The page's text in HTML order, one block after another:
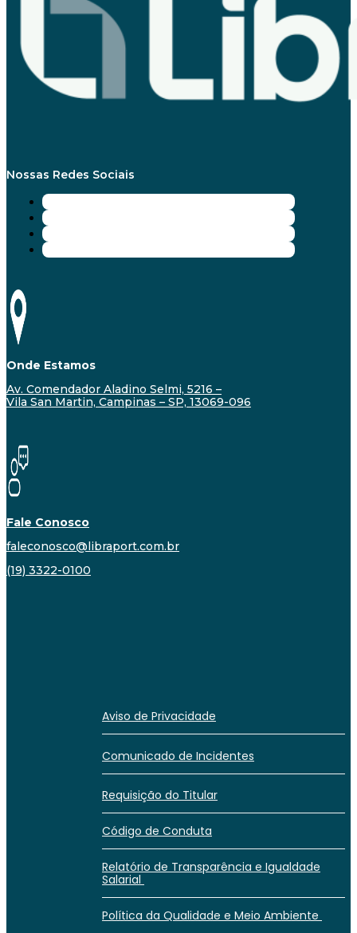
Nossas Redes Sociais
Onde Estamos
Av. Comendador Aladino Selmi, 5216 –
Vila San Martin, Campinas – SP, 13069-096
Fale Conosco
faleconosco@libraport.com.br
(19) 3322-0100
Aviso de Privacidade
Comunicado de Incidentes
Requisição do Titular
Código de Conduta
Relatório de Transparência e Igualdade
Salarial
Política da Qualidade e Meio Ambiente